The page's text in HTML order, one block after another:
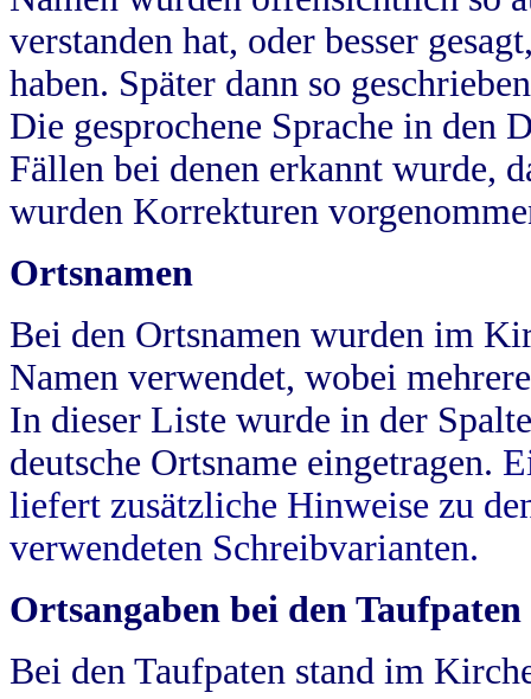
verstanden hat, oder besser
haben. Später dann so
Die gesprochene Sprache in
Fällen bei denen erkannt wurde,
wurden Korrekturen
Ortsnamen
Bei den Ortsnamen wurden im
Namen verwendet, wobei
In dieser Liste wurde in der
deutsche Ortsname eingetragen.
liefert zusätzliche Hinweise zu
verwendeten Schreibvarianten.
Ortsangaben bei den Taufpaten
Bei den Taufpaten stand im